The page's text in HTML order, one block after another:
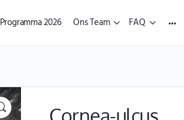
Programma 2026 Ons Team FAQ